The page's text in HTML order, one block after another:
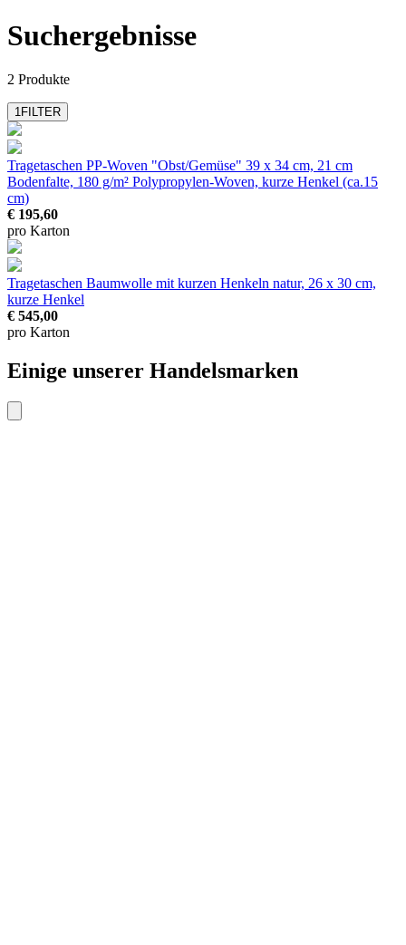
Suchergebnisse
2 Produkte
1FILTER
Tragetaschen PP-Woven "Obst/Gemüse" 39 x 34 cm, 21 cm
Bodenfalte, 180 g/m² Polypropylen-Woven, kurze Henkel (ca.15
cm)
€ 195,60
pro Karton
Tragetaschen Baumwolle mit kurzen Henkeln natur, 26 x 30 cm,
kurze Henkel
€ 545,00
pro Karton
Einige unserer Handelsmarken